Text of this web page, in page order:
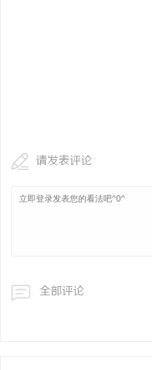
请发表评论
全部评论